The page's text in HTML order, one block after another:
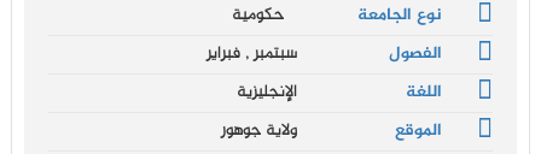
نوع الجامعة
حكومية
الفصول
سبتمبر , فبراير
اللغة
الإنجليزية
الموقع
ولاية جوهور